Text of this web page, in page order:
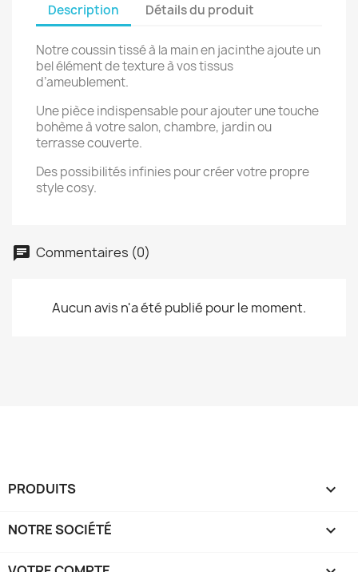
Description Détails du produit
Notre coussin tissé à la main en jacinthe ajoute un
bel élément de texture à vos tissus
d’ameublement.
Une pièce indispensable pour ajouter une touche
bohème à votre salon, chambre, jardin ou
terrasse couverte.
Des possibilités infinies pour créer votre propre
style cosy.
Commentaires (0)
Aucun avis n'a été publié pour le moment.
PRODUITS 
NOTRE SOCIÉTÉ 